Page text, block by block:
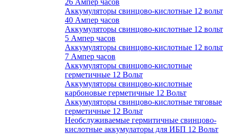
26 Ампер часов
Аккумуляторы свинцово-кислотные 12 вольт
40 Ампер часов
Аккумуляторы свинцово-кислотные 12 вольт
5 Ампер часов
Аккумуляторы свинцово-кислотные 12 вольт
7 Ампер часов
Аккумуляторы свинцово-кислотные
герметичные 12 Вольт
Аккумуляторы свинцово-кислотные
карбоновые герметичные 12 Вольт
Аккумуляторы свинцово-кислотные тяговые
герметичные 12 Вольт
Необслуживаемые гермитичные свинцово-
кислотные аккумулаторы для ИБП 12 Вольт